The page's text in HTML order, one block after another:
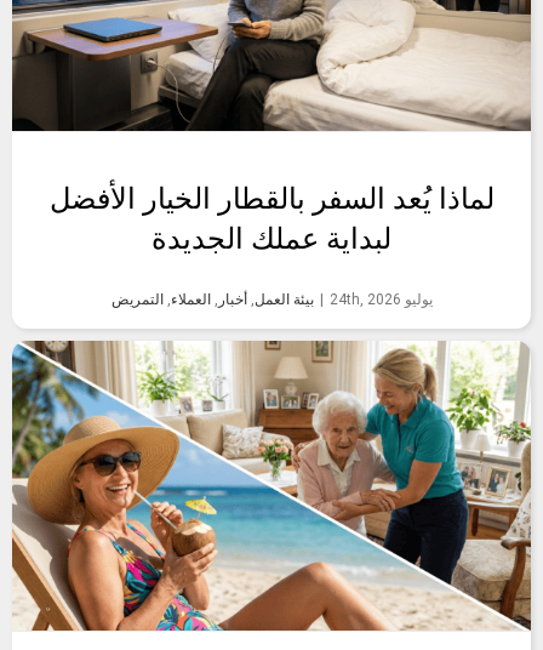
لماذا يُعد السفر بالقطار الخيار الأفضل
لبداية عملك الجديدة
يوليو 24th, 2026 بيئة العمل, أخبار , العملاء, التمريض